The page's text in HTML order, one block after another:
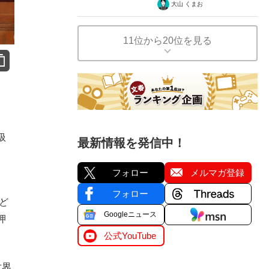
大山 くまお
11位から20位を見る
最新情報を発信中！
フォロー メルマガ登録
フォロー
Googleニュース
公式YouTube